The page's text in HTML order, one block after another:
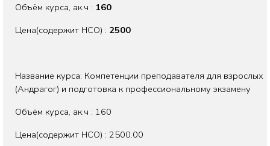
Объём курса, aк.ч : 160
Цена(содержит НСО) : 2500
Название курса: Компетенции преподавателя для взрослых
(Андрагог) и подготовка к профессиональному экзамену
Объём курса, aк.ч : 160
Цена(содержит НСО) : 2500.00